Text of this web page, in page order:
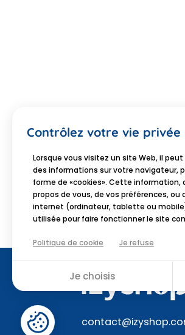
Contrôlez votre vie privée
Lorsque vous visitez un site Web, il
des informations sur votre navigateur,
forme de «cookies». Cette information,
propos de vous, de vos préférences, ou
internet (ordinateur, tablette ou
utilisée pour faire fonctionner le site
Politique de cookie Je refuse
Je choisis